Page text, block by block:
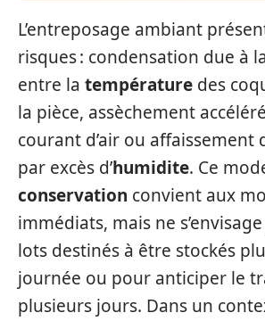
L’entreposage ambiant
risques : condensation due à
entre la température des
la pièce, assèchement
courant d’air ou affaissement
par excès d’humidite. Ce
conservation convient aux
immédiats, mais ne
lots destinés à être stockés
journée ou pour anticiper le
plusieurs jours. Dans un